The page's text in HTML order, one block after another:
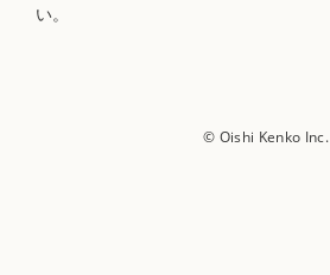
い。
© Oishi Kenko Inc.